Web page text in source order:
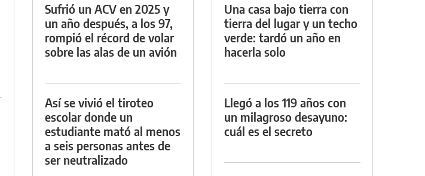
Sufrió un ACV en 2025 y
un año después, a los 97,
rompió el récord de volar
sobre las alas de un avión
Así se vivió el tiroteo
escolar donde un
estudiante mató al menos
a seis personas antes de
ser neutralizado
Una casa bajo tierra con
tierra del lugar y un techo
verde: tardó un año en
hacerla solo
Llegó a los 119 años con
un milagroso desayuno:
cuál es el secreto